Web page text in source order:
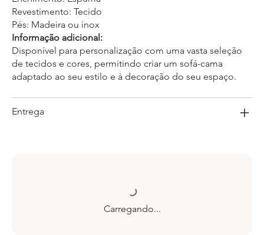
Revestimento: Tecido
Pés: Madeira ou inox
Informação adicional:
Disponível para personalização com uma vasta seleção
de tecidos e cores, permitindo criar um sofá-cama
adaptado ao seu estilo e à decoração do seu espaço.
Entrega
Carregando...